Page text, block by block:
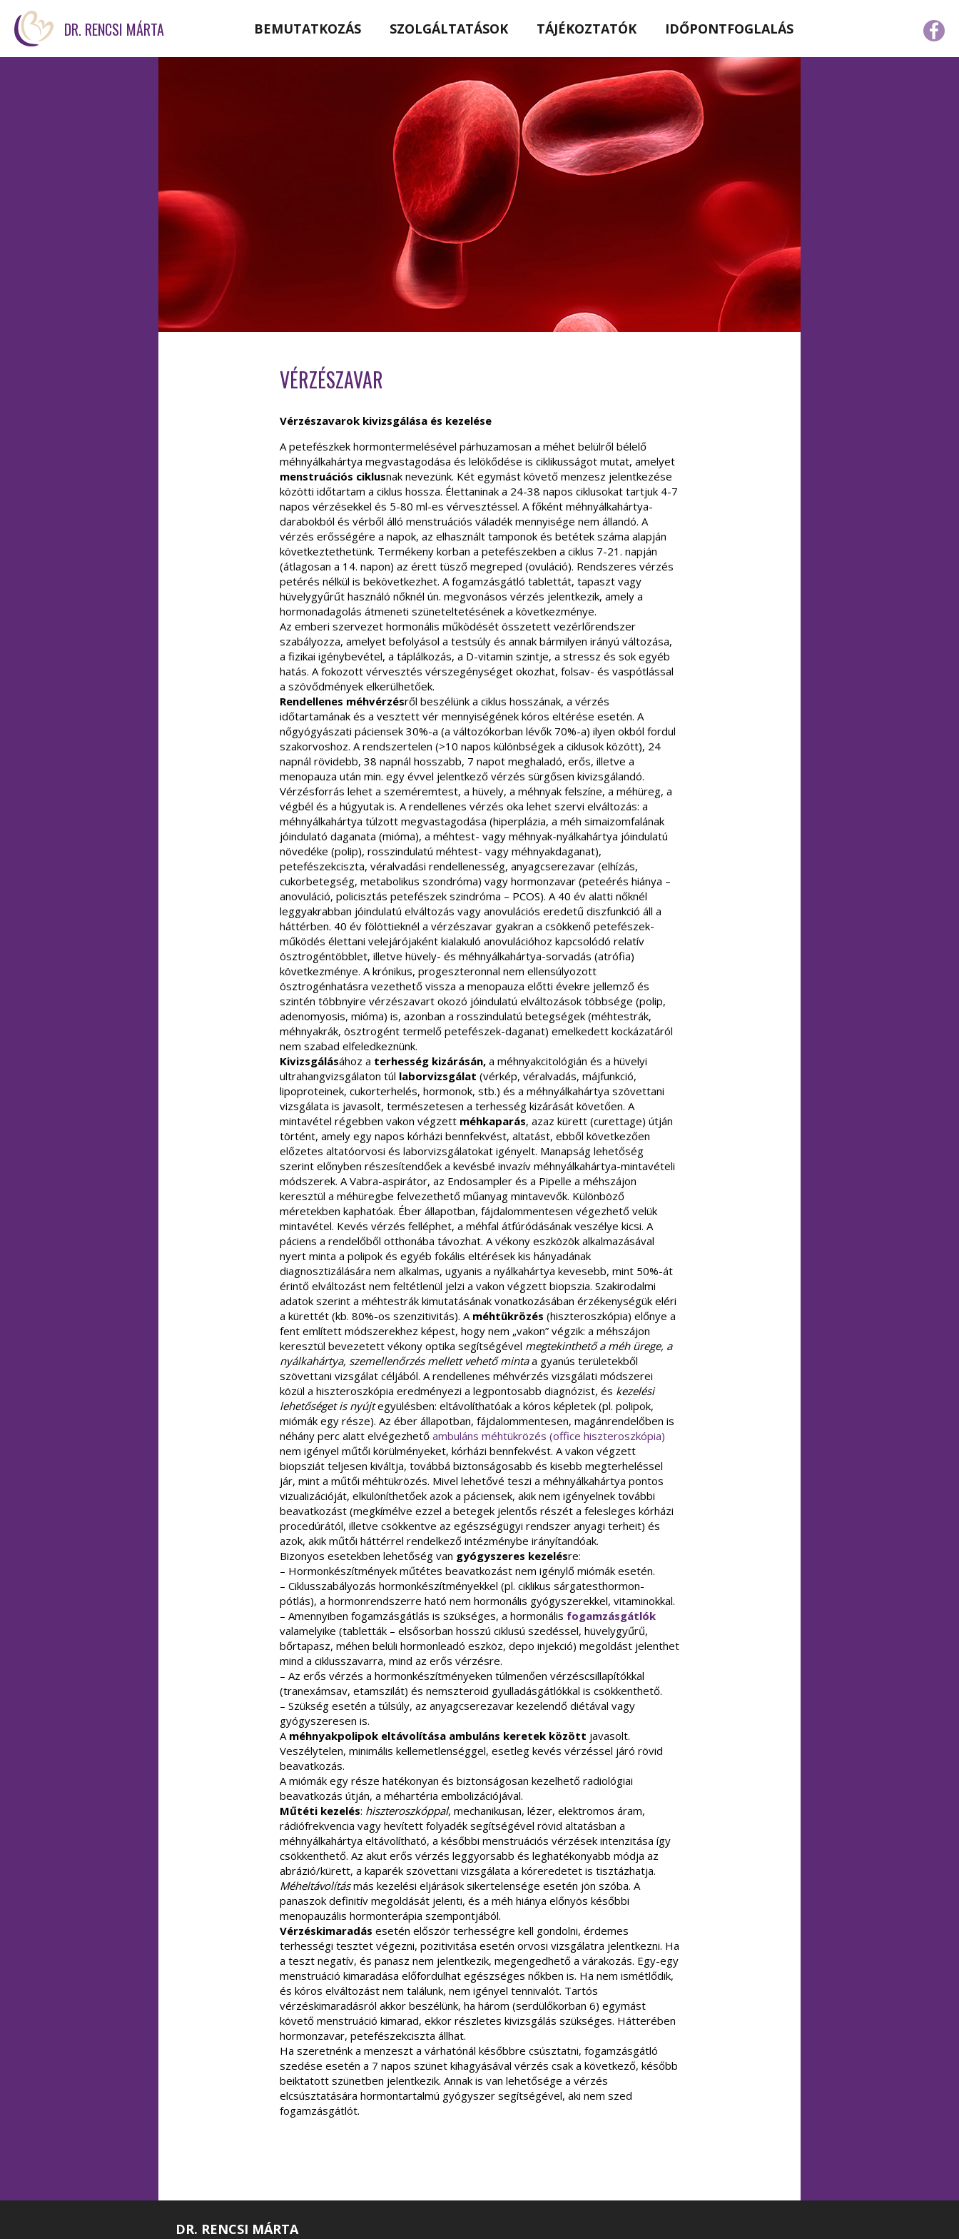
DR. RENCSI MÁRTA BEMUTATKOZÁS SZOLGÁLTATÁSOK TÁJÉKOZTATÓK IDŐPONTFOGLALÁS
VÉRZÉSZAVAR
Vérzészavarok kivizsgálása és kezelése
A petefészkek hormontermelésével párhuzamosan a méhet belülről bélelő
méhnyálkahártya megvastagodása és lelökődése is ciklikusságot mutat, amelyet
menstruációs ciklusnak nevezünk. Két egymást követő menzesz jelentkezése
közötti időtartam a ciklus hossza. Élettaninak a 24-38 napos ciklusokat tartjuk 4-7
napos vérzésekkel és 5-80 ml-es vérvesztéssel. A főként méhnyálkahártya-
darabokból és vérből álló menstruációs váladék mennyisége nem állandó. A
vérzés erősségére a napok, az elhasznált tamponok és betétek száma alapján
következtethetünk. Termékeny korban a petefészekben a ciklus 7-21. napján
(átlagosan a 14. napon) az érett tüsző megreped (ovuláció). Rendszeres vérzés
petérés nélkül is bekövetkezhet. A fogamzásgátló tablettát, tapaszt vagy
hüvelygyűrűt használó nőknél ún. megvonásos vérzés jelentkezik, amely a
hormonadagolás átmeneti szüneteltetésének a következménye.
Az emberi szervezet hormonális működését összetett vezérlőrendszer
szabályozza, amelyet befolyásol a testsúly és annak bármilyen irányú változása,
a fizikai igénybevétel, a táplálkozás, a D-vitamin szintje, a stressz és sok egyéb
hatás. A fokozott vérvesztés vérszegénységet okozhat, folsav- és vaspótlással
a szövődmények elkerülhetőek.
Rendellenes méhvérzésről beszélünk a ciklus hosszának, a vérzés
időtartamának és a vesztett vér mennyiségének kóros eltérése esetén. A
nőgyógyászati páciensek 30%-a (a változókorban lévők 70%-a) ilyen okból fordul
szakorvoshoz. A rendszertelen (>10 napos különbségek a ciklusok között), 24
napnál rövidebb, 38 napnál hosszabb, 7 napot meghaladó, erős, illetve a
menopauza után min. egy évvel jelentkező vérzés sürgősen kivizsgálandó.
Vérzésforrás lehet a szeméremtest, a hüvely, a méhnyak felszíne, a méhüreg, a
végbél és a húgyutak is. A rendellenes vérzés oka lehet szervi elváltozás: a
méhnyálkahártya túlzott megvastagodása (hiperplázia, a méh simaizomfalának
jóindulató daganata (mióma), a méhtest- vagy méhnyak-nyálkahártya jóindulatú
növedéke (polip), rosszindulatú méhtest- vagy méhnyakdaganat),
petefészekciszta, véralvadási rendellenesség, anyagcserezavar (elhízás,
cukorbetegség, metabolikus szondróma) vagy hormonzavar (peteérés hiánya –
anovuláció, policisztás petefészek szindróma – PCOS). A 40 év alatti nőknél
leggyakrabban jóindulatú elváltozás vagy anovulációs eredetű diszfunkció áll a
háttérben. 40 év fölöttieknél a vérzészavar gyakran a csökkenő petefészek-
működés élettani velejárójaként kialakuló anovulációhoz kapcsolódó relatív
ösztrogéntöbblet, illetve hüvely- és méhnyálkahártya-sorvadás (atrófia)
következménye. A krónikus, progeszteronnal nem ellensúlyozott
ösztrogénhatásra vezethető vissza a menopauza előtti évekre jellemző és
szintén többnyire vérzészavart okozó jóindulatú elváltozások többsége (polip,
adenomyosis, mióma) is, azonban a rosszindulatú betegségek (méhtestrák,
méhnyakrák, ösztrogént termelő petefészek-daganat) emelkedett kockázatáról
nem szabad elfeledkeznünk.
Kivizsgálásához a terhesség kizárásán, a méhnyakcitológián és a hüvelyi
ultrahangvizsgálaton túl laborvizsgálat (vérkép, véralvadás, májfunkció,
lipoproteinek, cukorterhelés, hormonok, stb.) és a méhnyálkahártya szövettani
vizsgálata is javasolt, természetesen a terhesség kizárását követően. A
mintavétel régebben vakon végzett méhkaparás, azaz kürett (curettage) útján
történt, amely egy napos kórházi bennfekvést, altatást, ebből következően
előzetes altatóorvosi és laborvizsgálatokat igényelt. Manapság lehetőség
szerint előnyben részesítendőek a kevésbé invazív méhnyálkahártya-mintavételi
módszerek. A Vabra-aspirátor, az Endosampler és a Pipelle a méhszájon
keresztül a méhüregbe felvezethető műanyag mintavevők. Különböző
méretekben kaphatóak. Éber állapotban, fájdalommentesen végezhető velük
mintavétel. Kevés vérzés felléphet, a méhfal átfúródásának veszélye kicsi. A
páciens a rendelőből otthonába távozhat. A vékony eszközök alkalmazásával
nyert minta a polipok és egyéb fokális eltérések kis hányadának
diagnosztizálására nem alkalmas, ugyanis a nyálkahártya kevesebb, mint 50%-át
érintő elváltozást nem feltétlenül jelzi a vakon végzett biopszia. Szakirodalmi
adatok szerint a méhtestrák kimutatásának vonatkozásában érzékenységük eléri
a kürettét (kb. 80%-os szenzitivitás). A méhtükrözés (hiszteroszkópia) előnye a
fent említett módszerekhez képest, hogy nem „vakon” végzik: a méhszájon
keresztül bevezetett vékony optika segítségével megtekinthető a méh ürege, a
nyálkahártya, szemellenőrzés mellett vehető mintaa gyanús területekből
szövettani vizsgálat céljából. A rendellenes méhvérzés vizsgálati módszerei
közül a hiszteroszkópia eredményezi a legpontosabb diagnózist, és kezelési
lehetőséget is nyújtegyülésben: eltávolíthatóak a kóros képletek (pl. polipok,
miómák egy része). Az éber állapotban, fájdalommentesen, magánrendelőben is
néhány perc alatt elvégezhető ambuláns méhtükrözés (office hiszteroszkópia)
nem igényel műtői körülményeket, kórházi bennfekvést. A vakon végzett
biopsziát teljesen kiváltja, továbbá biztonságosabb és kisebb megterheléssel
jár, mint a műtői méhtükrözés. Mivel lehetővé teszi a méhnyálkahártya pontos
vizualizációját, elkülöníthetőek azok a páciensek, akik nem igényelnek további
beavatkozást (megkímélve ezzel a betegek jelentős részét a felesleges kórházi
procedúrától, illetve csökkentve az egészségügyi rendszer anyagi terheit) és
azok, akik műtői háttérrel rendelkező intézménybe irányítandóak.
Bizonyos esetekben lehetőség van gyógyszeres kezelésre:
– Hormonkészítmények műtétes beavatkozást nem igénylő miómák esetén.
– Ciklusszabályozás hormonkészítményekkel (pl. ciklikus sárgatesthormon-
pótlás), a hormonrendszerre ható nem hormonális gyógyszerekkel, vitaminokkal.
– Amennyiben fogamzásgátlás is szükséges, a hormonális fogamzásgátlók
valamelyike (tabletták – elsősorban hosszú ciklusú szedéssel, hüvelygyűrű,
bőrtapasz, méhen belüli hormonleadó eszköz, depo injekció) megoldást jelenthet
mind a ciklusszavarra, mind az erős vérzésre.
– Az erős vérzés a hormonkészítményeken túlmenően vérzéscsillapítókkal
(tranexámsav, etamszilát) és nemszteroid gyulladásgátlókkal is csökkenthető.
– Szükség esetén a túlsúly, az anyagcserezavar kezelendő diétával vagy
gyógyszeresen is.
A méhnyakpolipok eltávolítása ambuláns keretek között javasolt.
Veszélytelen, minimális kellemetlenséggel, esetleg kevés vérzéssel járó rövid
beavatkozás.
A miómák egy része hatékonyan és biztonságosan kezelhető radiológiai
beavatkozás útján, a méhartéria embolizációjával.
Műtéti kezelés: hiszteroszkóppal, mechanikusan, lézer, elektromos áram,
rádiófrekvencia vagy hevített folyadék segítségével rövid altatásban a
méhnyálkahártya eltávolítható, a későbbi menstruációs vérzések intenzitása így
csökkenthető. Az akut erős vérzés leggyorsabb és leghatékonyabb módja az
abrázió/kürett, a kaparék szövettani vizsgálata a kóreredetet is tisztázhatja.
Méheltávolításmás kezelési eljárások sikertelensége esetén jön szóba. A
panaszok definitív megoldását jelenti, és a méh hiánya előnyös későbbi
menopauzális hormonterápia szempontjából.
Vérzéskimaradás esetén először terhességre kell gondolni, érdemes
terhességi tesztet végezni, pozitivitása esetén orvosi vizsgálatra jelentkezni. Ha
a teszt negatív, és panasz nem jelentkezik, megengedhető a várakozás. Egy-egy
menstruáció kimaradása előfordulhat egészséges nőkben is. Ha nem ismétlődik,
és kóros elváltozást nem találunk, nem igényel tennivalót. Tartós
vérzéskimaradásról akkor beszélünk, ha három (serdülőkorban 6) egymást
követő menstruáció kimarad, ekkor részletes kivizsgálás szükséges. Hátterében
hormonzavar, petefészekciszta állhat.
Ha szeretnénk a menzeszt a várhatónál későbbre csúsztatni, fogamzásgátló
szedése esetén a 7 napos szünet kihagyásával vérzés csak a következő, később
beiktatott szünetben jelentkezik. Annak is van lehetősége a vérzés
elcsúsztatására hormontartalmú gyógyszer segítségével, aki nem szed
fogamzásgátlót.
DR. RENCSI MÁRTA